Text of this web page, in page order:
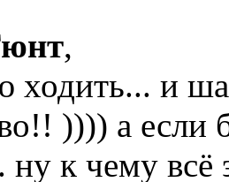
,
ходить... и
)))) а если
ну к чему всё